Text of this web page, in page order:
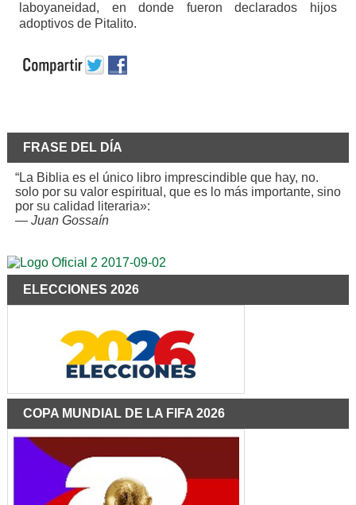
laboyaneidad, en donde fueron declarados hijos
adoptivos de Pitalito.
FRASE DEL DÍA
“La Biblia es el único libro imprescindible que hay, no.
solo por su valor espiritual, que es lo más importante, sino
por su calidad literaria»:
— Juan Gossaín
ELECCIONES 2026
COPA MUNDIAL DE LA FIFA 2026